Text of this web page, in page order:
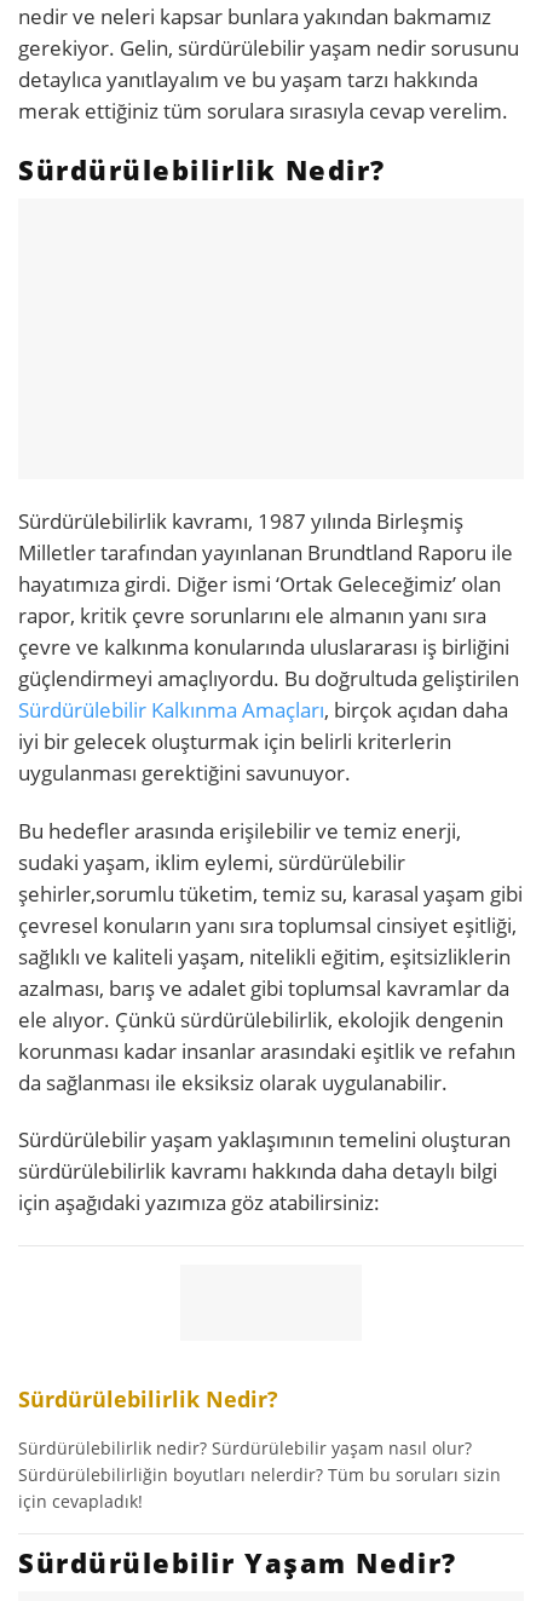
nedir ve neleri kapsar bunlara yakından bakmamız
gerekiyor. Gelin, sürdürülebilir yaşam nedir sorusunu
detaylıca yanıtlayalım ve bu yaşam tarzı hakkında
merak ettiğiniz tüm sorulara sırasıyla cevap verelim.
Sürdürülebilirlik Nedir?
Sürdürülebilirlik kavramı, 1987 yılında Birleşmiş
Milletler tarafından yayınlanan Brundtland Raporu ile
hayatımıza girdi. Diğer ismi ‘Ortak Geleceğimiz’ olan
rapor, kritik çevre sorunlarını ele almanın yanı sıra
çevre ve kalkınma konularında uluslararası iş birliğini
güçlendirmeyi amaçlıyordu. Bu doğrultuda geliştirilen
Sürdürülebilir Kalkınma Amaçları, birçok açıdan daha
iyi bir gelecek oluşturmak için belirli kriterlerin
uygulanması gerektiğini savunuyor.
Bu hedefler arasında erişilebilir ve temiz enerji,
sudaki yaşam, iklim eylemi, sürdürülebilir
şehirler,sorumlu tüketim, temiz su, karasal yaşam gibi
çevresel konuların yanı sıra toplumsal cinsiyet eşitliği,
sağlıklı ve kaliteli yaşam, nitelikli eğitim, eşitsizliklerin
azalması, barış ve adalet gibi toplumsal kavramlar da
ele alıyor. Çünkü sürdürülebilirlik, ekolojik dengenin
korunması kadar insanlar arasındaki eşitlik ve refahın
da sağlanması ile eksiksiz olarak uygulanabilir.
Sürdürülebilir yaşam yaklaşımının temelini oluşturan
sürdürülebilirlik kavramı hakkında daha detaylı bilgi
için aşağıdaki yazımıza göz atabilirsiniz:
Sürdürülebilirlik Nedir?
Sürdürülebilirlik nedir? Sürdürülebilir yaşam nasıl olur?
Sürdürülebilirliğin boyutları nelerdir? Tüm bu soruları sizin
için cevapladık!
Sürdürülebilir Yaşam Nedir?